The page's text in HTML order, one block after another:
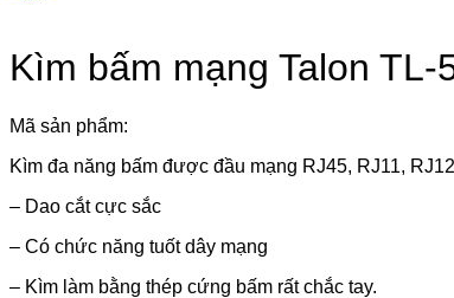
Kìm bấm mạng Talon
Mã sản phẩm:
Kìm đa năng bấm được đầu mạng RJ45, RJ11,
– Dao cắt cực sắc
– Có chức năng tuốt dây mạng
– Kìm làm bằng thép cứng bấm rất chắc tay.